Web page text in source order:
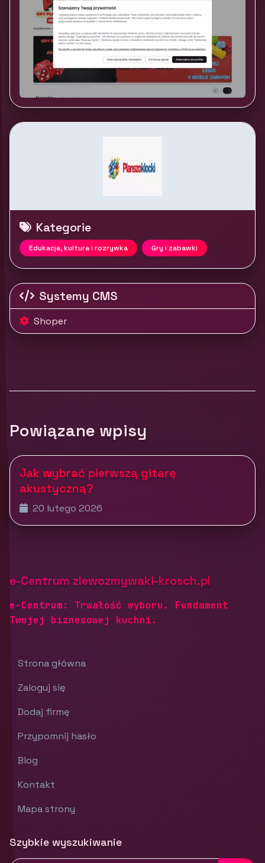
Kategorie
Edukacja, kultura i rozrywka Gry i zabawki
Systemy CMS
Shoper
Powiązane wpisy
Jak wybrać pierwszą gitarę
akustyczną?
20 lutego 2026
e-Centrum zlewozmywaki-krosch.pl
e-Centrum: Trwałość wyboru. Fundament
Twojej biznesowej kuchni.
Strona główna
Zaloguj się
Dodaj firmę
Przypomnij hasło
Blog
Kontakt
Mapa strony
Szybkie wyszukiwanie